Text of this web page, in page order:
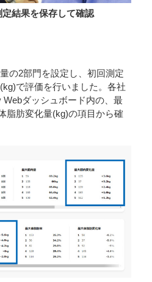
結果を保存して確認
の2部門を設定し、初回測定
で評価を行いました。各社
Webダッシュボード内の、最
脂肪変化量(kg)の項目から確